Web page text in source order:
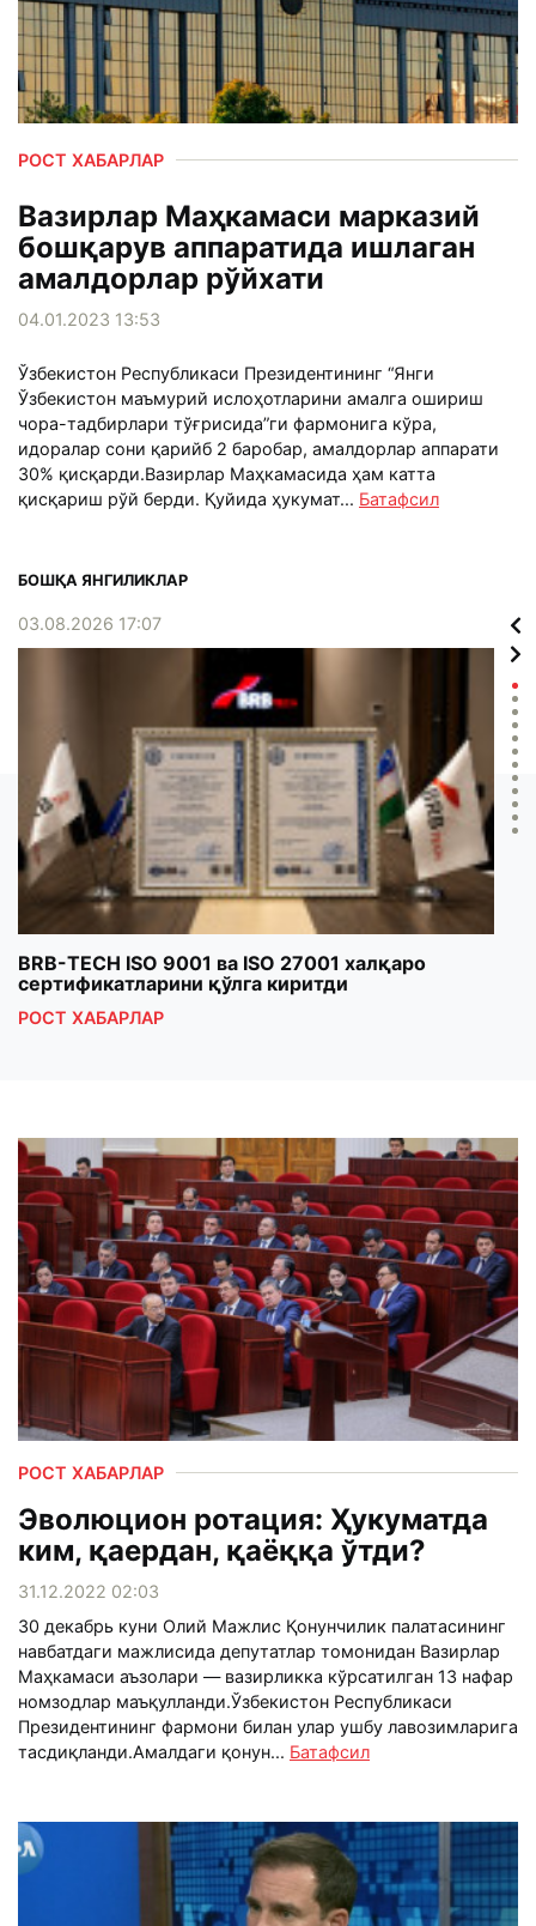
РОСТ ХАБАРЛАР
Вазирлар Маҳкамаси марказий
бошқарув аппаратида ишлаган
амалдорлар рўйхати
04.01.2023 13:53
Ўзбекистон Республикаси Президентининг “Янги
Ўзбекистон маъмурий ислоҳотларини амалга ошириш
чора-тадбирлари тўғрисида”ги фармонига кўра,
идоралар сони қарийб 2 баробар, амалдорлар аппарати
30% қисқарди.Вазирлар Маҳкамасида ҳам катта
қисқариш рўй берди. Қуйида ҳукумат... Батафсил
БОШҚА ЯНГИЛИКЛАР
03.08.2026 17:07
BRB-TECH ISO 9001 ва ISO 27001 халқаро
сертификатларини қўлга киритди
РОСТ ХАБАРЛАР
РОСТ ХАБАРЛАР
Эволюцион ротация: Ҳукуматда
ким, қаердан, қаёққа ўтди?
31.12.2022 02:03
30 декабрь куни Олий Мажлис Қонунчилик палатасининг
навбатдаги мажлисида депутатлар томонидан Вазирлар
Маҳкамаси аъзолари — вазирликка кўрсатилган 13 нафар
номзодлар маъқулланди.Ўзбекистон Республикаси
Президентининг фармони билан улар ушбу лавозимларига
тасдиқланди.Амалдаги қонун... Батафсил